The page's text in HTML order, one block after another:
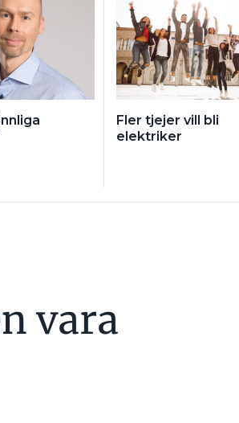
Fler tjejer vill bli
elektriker
vara